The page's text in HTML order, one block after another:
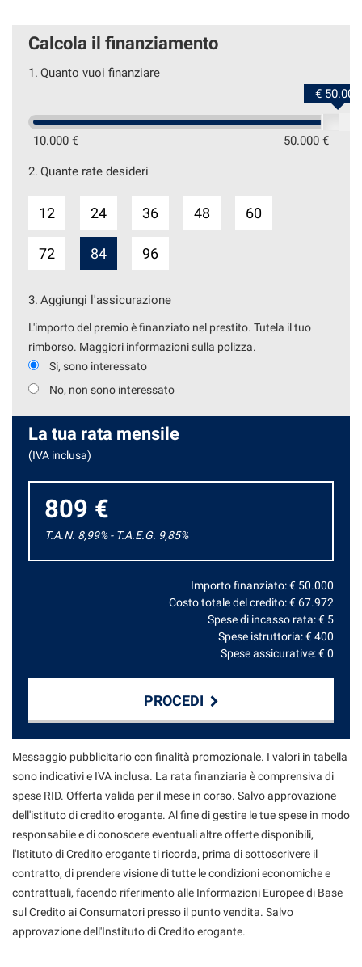
Calcola il finanziamento
1. Quanto vuoi finanziare
10.000 € 50.000 €
€ 50.000
2. Quante rate desideri
12 24 36 48 60
72 84 96
3. Aggiungi l'assicurazione
L'importo del premio è finanziato nel prestito. Tutela il tuo
rimborso. Maggiori informazioni sulla polizza.
Si, sono interessato
No, non sono interessato
La tua rata mensile
(IVA inclusa)
809 €
T.A.N. 8,99% - T.A.E.G. 9,85%
Importo finanziato: € 50.000
Costo totale del credito: € 67.972
Spese di incasso rata: € 5
Spese istruttoria: €400
Spese assicurative: €0
PROCEDI
Contattaci
Messaggio pubblicitario con finalità promozionale. I valori in tabella
sono indicativi e IVA inclusa. La rata finanziaria è comprensiva di
spese RID. Offerta valida per il mese in corso. Salvo approvazione
dell'istituto di credito erogante. Al fine di gestire le tue spese in modo
responsabile e di conoscere eventuali altre offerte disponibili,
l'Istituto di Credito erogante ti ricorda, prima di sottoscrivere il
contratto, di prendere visione di tutte le condizioni economiche e
contrattuali, facendo riferimento alle Informazioni Europee di Base
sul Credito ai Consumatori presso il punto vendita. Salvo
approvazione dell'Instituto di Credito erogante.